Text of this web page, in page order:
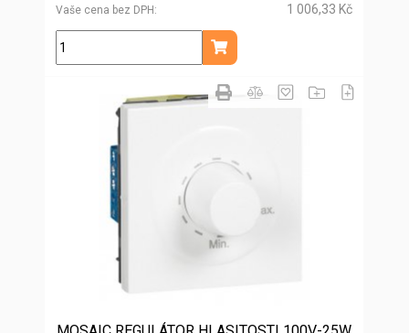
Vaše cena bez DPH
1 006,33 Kč
ks
Přidat do košíku